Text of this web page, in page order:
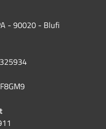
- 90020 - Blufi